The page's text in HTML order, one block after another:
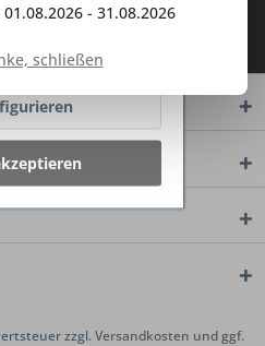
zzgl.Versandkosten und ggf.
- 31.08.2026
schließen